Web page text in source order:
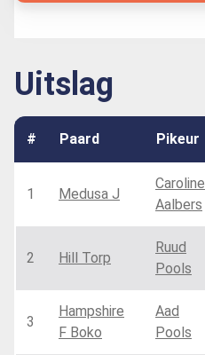
Uitslag
# Paard Pikeur
1 Medusa J
Caroline
Aalbers
2 Hill Torp
Ruud
Pools
3
Hampshire
F Boko
Aad
Pools